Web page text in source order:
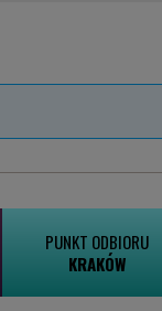
PUNKT ODBIORU
KRAKÓW